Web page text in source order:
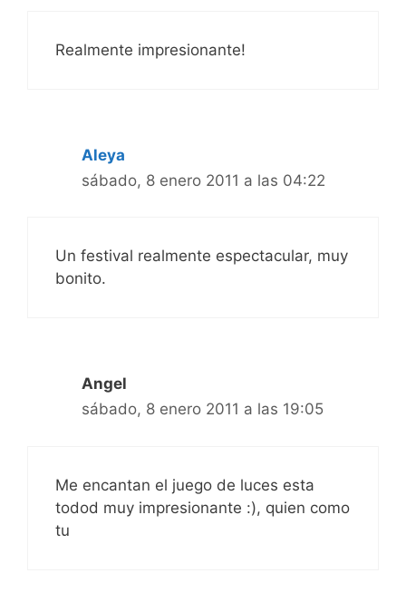
Realmente impresionante!
Aleya
sábado, 8 enero 2011 a las 04:22
Un festival realmente espectacular, muy
bonito.
Angel
sábado, 8 enero 2011 a las 19:05
Me encantan el juego de luces esta
todod muy impresionante :), quien como
tu